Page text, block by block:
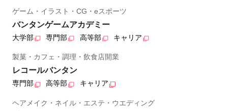
ゲーム・イラスト・CG・eスポーツ
バンタンゲームアカデミー
大学部 専門部 高等部 キャリア
製菓・カフェ・調理・飲食店開業
レコールバンタン
専門部 高等部 キャリア
ヘアメイク・ネイル・エステ・ウエディング